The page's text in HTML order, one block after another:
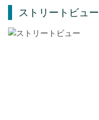
ストリートビュー